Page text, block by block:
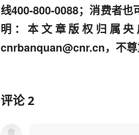
线400-800-0088；消费者
明：本文章版权归属
cnrbanquan@cnr.cn，不尊
评论2